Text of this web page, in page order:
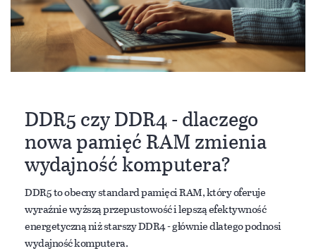
DDR5 czy DDR4 - dlaczego
nowa pamięć RAM zmienia
wydajność komputera?
DDR5 to obecny standard pamięci RAM, który oferuje
wyraźnie wyższą przepustowość i lepszą efektywność
energetyczną niż starszy DDR4 - głównie dlatego podnosi
wydajność komputera.